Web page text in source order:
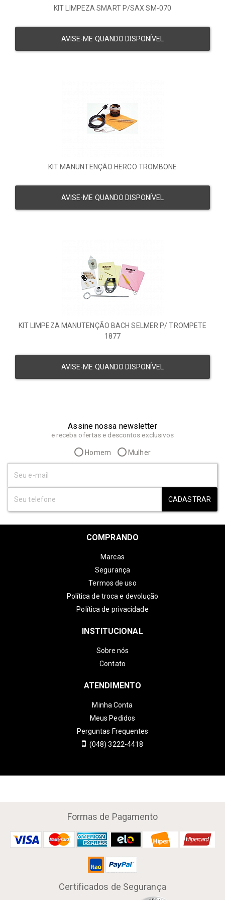
KIT LIMPEZA SMART P/SAX SM-070
AVISE-ME QUANDO DISPONÍVEL
KIT MANUNTENÇÃO HERCO TROMBONE
AVISE-ME QUANDO DISPONÍVEL
KIT LIMPEZA MANUTENÇÃO BACH SELMER P/ TROMPETE
1877
AVISE-ME QUANDO DISPONÍVEL
Assine nossa newsletter
e receba ofertas e descontos exclusivos
Homem Mulher
CADASTRAR
COMPRANDO
Marcas
Segurança
Termos de uso
Política de troca e devolução
Política de privacidade
INSTITUCIONAL
Sobre nós
Contato
ATENDIMENTO
Minha Conta
Meus Pedidos
Perguntas Frequentes
(048) 3222-4418
Formas de Pagamento
Certificados de Segurança